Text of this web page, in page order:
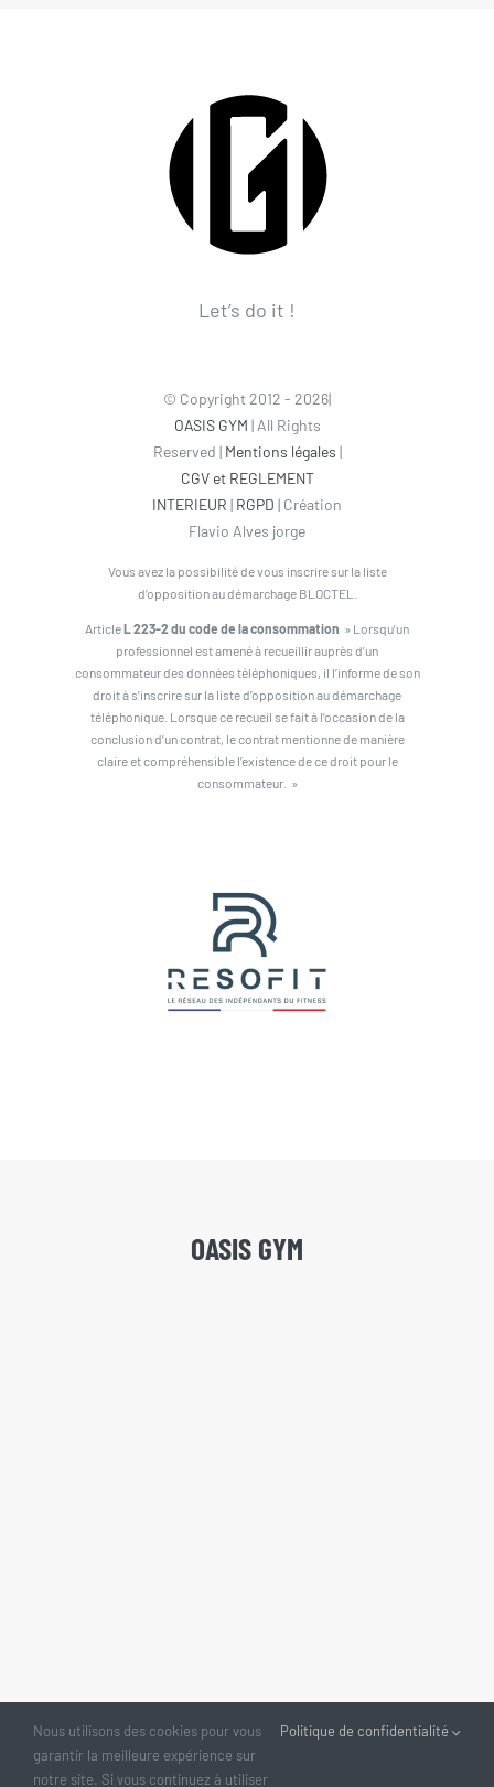
Let’s do it !
© Copyright 2012 - 2026|
OASIS GYM | All Rights
Reserved | Mentions légales |
CGV et REGLEMENT
INTERIEUR | RGPD | Création
Flavio Alves jorge
Vous avez la possibilité de vous inscrire sur la liste
d’opposition au démarchage BLOCTEL.
ArticleL 223-2 du code de la consommation » Lorsqu’un
professionnel est amené à recueillir auprès d’un
consommateur des données téléphoniques, il l’informe de son
droit à s’inscrire sur la liste d’opposition au démarchage
téléphonique. Lorsque ce recueil se fait à l’occasion de la
conclusion d’un contrat, le contrat mentionne de manière
claire et compréhensible l’existence de ce droit pour le
consommateur. »
OASIS GYM
Nous utilisons des cookies pour vous
garantir la meilleure expérience sur
notre site. Si vous continuez à utiliser
Politique de confidentialité